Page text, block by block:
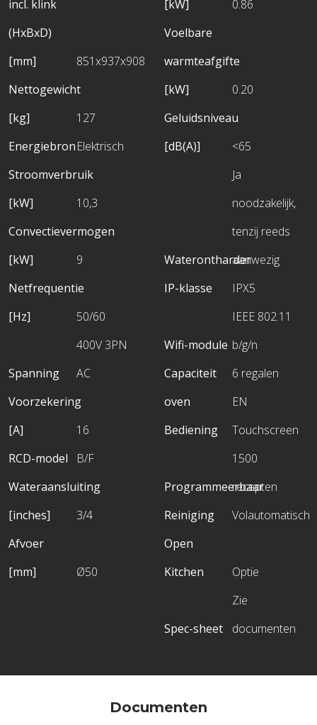
incl. klink
(HxBxD)
[mm]
851x937x908
Nettogewicht
[kg]
127
EnergiebronElektrisch
Stroomverbruik
[kW]
10,3
Convectievermogen
[kW]
9
Netfrequentie
[Hz]
50/60
Spanning
400V 3PN
AC
Voorzekering
[A]
16
RCD-model
B/F
Wateraansluiting
[inches]
3/4
Afvoer
[mm]
Ø50
[kW]
0.86
Voelbare
warmteafgifte
[kW]
0.20
Geluidsniveau
[dB(A)]
<65
Waterontharder
Ja
noodzakelijk,
tenzij reeds
aanwezig
IP-klasse
IPX5
Wifi-module
IEEE 802.11
b/g/n
Capaciteit
oven
6 regalen
EN
Bediening
Touchscreen
Programmeerbaar
1500
recepten
Reiniging
Volautomatisch
Open
Kitchen
Optie
Spec-sheet
Zie
documenten
Documenten